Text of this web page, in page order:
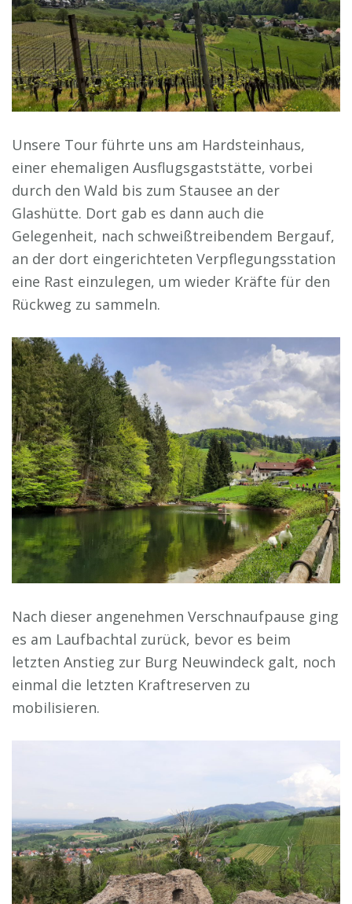
Unsere Tour führte uns am Hardsteinhaus,
einer ehemaligen Ausflugsgaststätte, vorbei
durch den Wald bis zum Stausee an der
Glashütte. Dort gab es dann auch die
Gelegenheit, nach schweißtreibendem Bergauf,
an der dort eingerichteten Verpflegungsstation
eine Rast einzulegen, um wieder Kräfte für den
Rückweg zu sammeln.
Nach dieser angenehmen Verschnaufpause ging
es am Laufbachtal zurück, bevor es beim
letzten Anstieg zur Burg Neuwindeck galt, noch
einmal die letzten Kraftreserven zu
mobilisieren.